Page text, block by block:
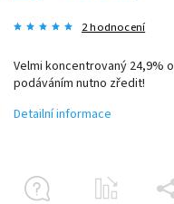
2 hodnocení
Velmi koncentrovaný 24,9%
podáváním nutno zředit!
Detailní informace